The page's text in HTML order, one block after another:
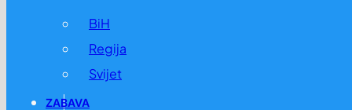
BiH
Regija
Svijet
ZABAVA